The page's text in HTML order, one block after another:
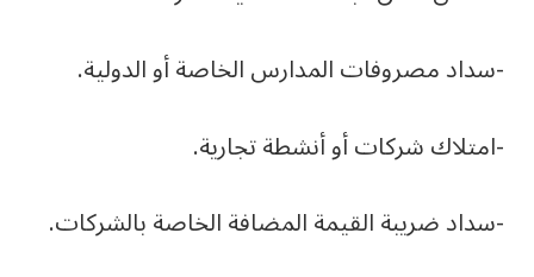
-سداد مصروفات المدارس الخاصة أو الدولية.
-امتلاك شركات أو أنشطة تجارية.
-سداد ضريبة القيمة المضافة الخاصة بالشركات.